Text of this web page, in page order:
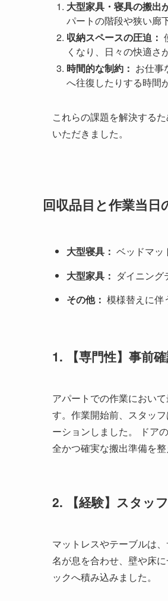
大型家具・寝具の搬出
パートの階段や狭い廊
収納スペースの圧迫：
くなり、日々の快適さ
時間的な制約： お仕事
へ往復したりする時間
これらの課題を解決する
いただきました。
回収品目と作業当日
大型寝具： ベッドマッ
大型家具： ダイニング
その他： 模様替えに伴
1. 【専門性】事前
アパートでの作業におい
す。作業開始前、スタッ
ーションしました。 ドア
全かつ確実な搬出準備を整
2. 【経験】スタッ
マットレスやテーブルは
名が息を合わせ、壁や床
ックへ積み込みました。